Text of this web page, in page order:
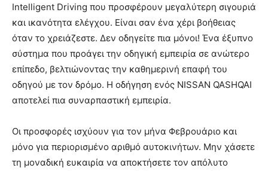
Intelligent Driving που προσφέρουν μεγαλύτερη σιγουριά
και ικανότητα ελέγχου. Είναι σαν ένα χέρι βοήθειας
όταν το χρειάζεστε. Δεν οδηγείτε πια μόνοι! Ένα έξυπνο
σύστημα που προάγει την οδηγική εμπειρία σε ανώτερο
επίπεδο, βελτιώνοντας την καθημερινή επαφή του
οδηγού με τον δρόμο. Η οδήγηση ενός NISSAN QASHQAI
αποτελεί πια συναρπαστική εμπειρία.
Οι προσφορές ισχύουν για τον μήνα Φεβρουάριο και
μόνο για περιορισμένο αριθμό αυτοκινήτων. Μην χάσετε
τη μοναδική ευκαιρία να αποκτήσετε τον απόλυτο